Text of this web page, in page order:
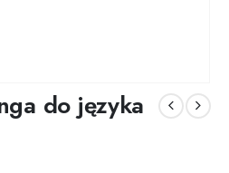
do języka